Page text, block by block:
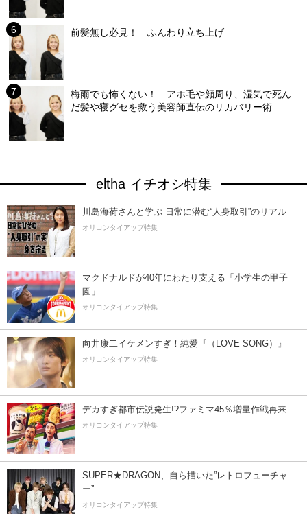
前髪無し必見！ ふんわり立ち上げ
梅雨でも怖くない！ アホ毛や顔周り、湿気で死ん
だ髪や寝グセを救う美容師直伝のリカバリー術
eltha イチオシ特集
川島海荷さんと学ぶ 日常に潜む“人身取引”のリアル
オリコンタイアップ特集
マクドナルドが40年にわたり支える「小学生の甲子
園」
オリコンタイアップ特集
向井康二イケメンすぎ！純愛『（LOVE SONG）』
オリコンタイアップ特集
デカすぎ都市伝説発生!?ファミマ45％増量作戦再来
オリコンタイアップ特集
SUPER★DRAGON、自ら描いた”レトロフューチャ
ー”
オリコンタイアップ特集